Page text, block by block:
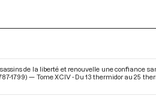
de la liberté et renouvelle une confiance
1799) — Tome XCIV - Du 13 thermidor au 25